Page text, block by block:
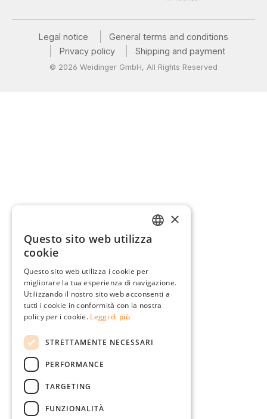
Legal notice
General terms and conditions
Privacy policy
Shipping and payment
© 2026 Weidinger GmbH, All Rights Reserved
FRENCH
ITALIAN
×
Questo sito web utilizza
cookie
Questo sito web utilizza i cookie per
migliorare la tua esperienza di navigazione.
Utilizzando il nostro sito web acconsenti a
tutti i cookie in conformità con la nostra
policy per i cookie. Leggi di più
STRETTAMENTE NECESSARI
PERFORMANCE
TARGETING
FUNZIONALITÀ